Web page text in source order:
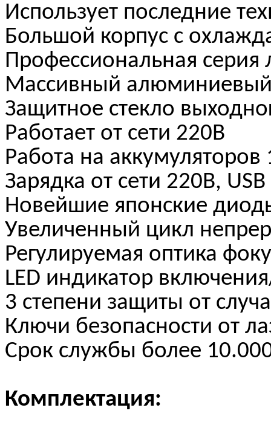
Использует последние
Большой корпус с
Профессиональная серия
Массивный алюминиевый
Защитное стекло
Работает от сети 220В
Работа на
Зарядка от сети 220В,
Новейшие японские
Увеличенный цикл
Регулируемая оптика
LED индикатор
3 степени защиты от
Ключи безопасности от
Срок службы более
Комплектация: